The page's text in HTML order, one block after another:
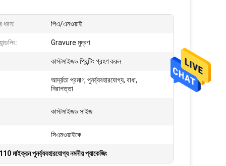
ধরন: পিএ/এনওয়াই
Gravure মুদ্রণ
কাস্টমাইজড প্রিন্টিং গ্রহণ করুন
আর্দ্রতা প্রমাণ, পুনর্ব্যবহারযোগ্য, বাধা,
নিরাপত্তা
কাস্টমাইজড সাইজ
সিএমওয়াইকে
মাইক্রন পুনর্ব্যবহারযোগ্য নমনীয় প্যাকেজিং